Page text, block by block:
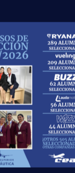
homologado por la
(Ministerio de Fomento)
teóricos y prácticos
propias de un
certificarse como TCP
Unión Europea.
final es que el
experiencia y
la profesión